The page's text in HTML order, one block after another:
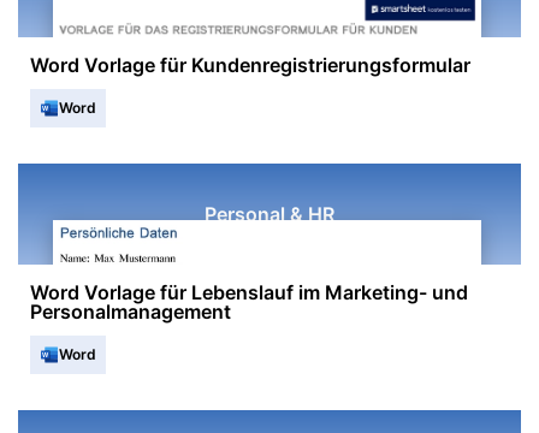
Word Vorlage für Kundenregistrierungsformular
Word
Personal & HR
Word Vorlage für Lebenslauf im Marketing- und
Personalmanagement
Word